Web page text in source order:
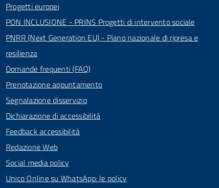
Progetti europei
PON INCLUSIONE - PRINS Progetti di intervento sociale
PNRR (Next Generation EU) - Piano nazionale di ripresa e
resilienza
Domande frequenti (FAQ)
Prenotazione appuntamento
Segnalazione disservizio
Dichiarazione di accessibilità
Feedback accessibilità
Redazione Web
Social media policy
Unico Online su WhatsApp: le policy